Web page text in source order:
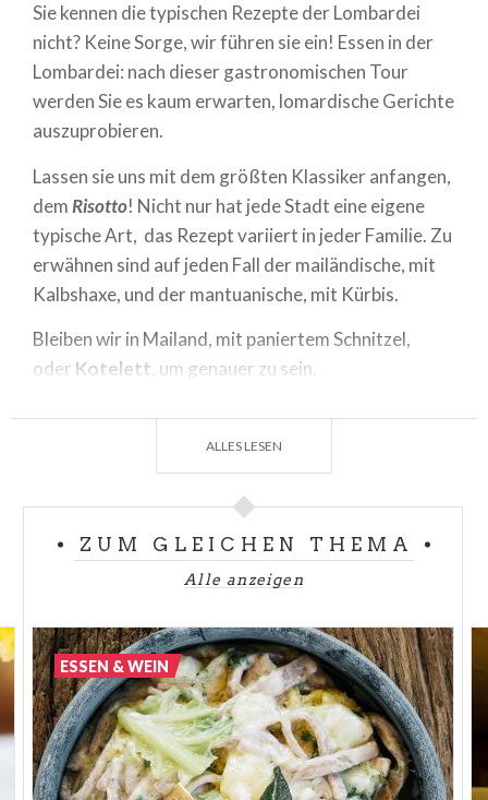
Sie kennen die typischen Rezepte der Lombardei
nicht? Keine Sorge, wir führen sie ein! Essen in der
Lombardei: nach dieser gastronomischen Tour
werden Sie es kaum erwarten, lomardische Gerichte
auszuprobieren.
Lassen sie uns mit dem größten Klassiker anfangen,
demRisotto! Nicht nur hat jede Stadt eine eigene
typische Art, das Rezept variiert in jeder Familie. Zu
erwähnen sind auf jeden Fall der mailändische, mit
Kalbshaxe, und der mantuanische, mit Kürbis.
Bleiben wir in Mailand, mit paniertem Schnitzel,
oder Kotelett , um genauer zu sein.
Wer kennt dieCasoelanicht, eine typische
Spezialität, die im Winter sehr beliebt ist:
Schweinefleisch, Speckschwarten, Wirsing machen
dieses Muss aus für das Essen in derLombardei.
In den Bergen empfehlen wir Ihnen diePizzoccheri
aus dem Tal Valtellina, aber auchTaroz
Barschfilet zur Auswahl.
Was halten Sie von einer Scheibe Gansschicken aus
Paviaoder einem Glas Wein ausFranciacorta?
Ihnen läuft der Mund, oder? Entdecken Sie diese
wundervolle Region mit all ihren
ALLES LESEN
ZUM GLEICHEN THEMA
Alle anzeigen
ESSEN & WEIN